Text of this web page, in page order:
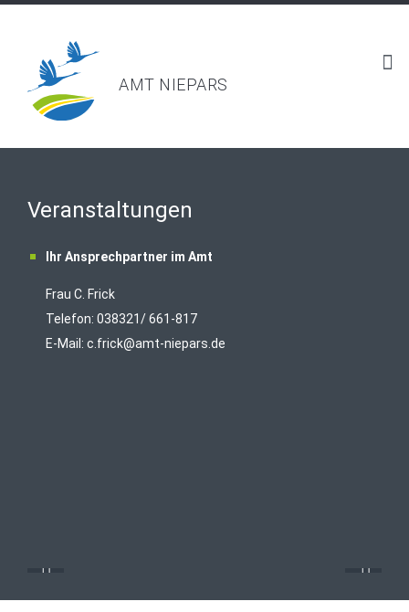
AMT NIEPARS
Veranstaltungen
Ihr Ansprechpartner im Amt
Frau C. Frick
Telefon: 038321/ 661-817
E-Mail: c.frick@amt-niepars.de